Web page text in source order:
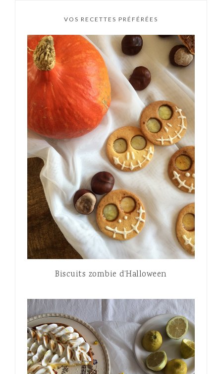
VOS RECETTES PRÉFÉRÉES
Biscuits zombie d’Halloween